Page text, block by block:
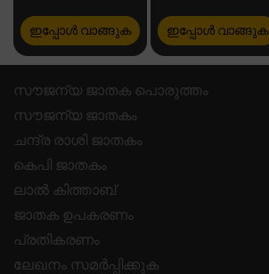
ഇപ്പോൾ വാങ്ങുക ഇപ്പോൾ വാങ്ങുക
സൗജന്യ ജാതക പൊരുത്തം
സൗജന്യ ജാതകം
ചന്ദ്ര രാശി ജാതകം
കെപി ജാതകം
ലാൽ കിത്താബ്
ജാതക ഉപകരണം
പ്രതികരണം
ലേഖനം സമർപ്പിക്കുക